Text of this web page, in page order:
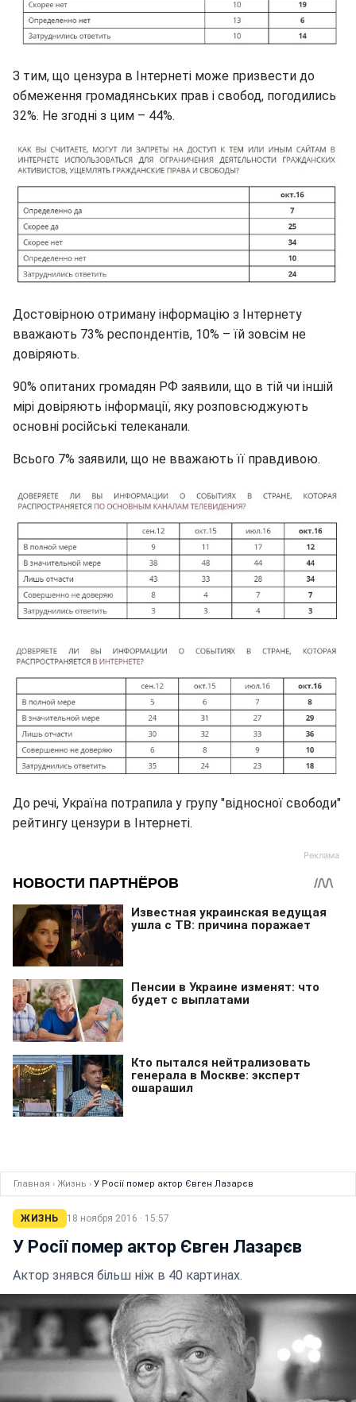
З тим, що цензура в Інтернеті може призвести до
обмеження громадянських прав і свобод, погодились
32%. Не згодні з цим – 44%.
Достовірною отриману інформацію з Інтернету
вважають 73% респондентів, 10% – їй зовсім не
довіряють.
90% опитаних громадян РФ заявили, що в тій чи іншій
мірі довіряють інформації, яку розповсюджують
основні російські телеканали.
Всього 7% заявили, що не вважають її правдивою.
До речі, Україна потрапила у групу "відносної свободи"
рейтингу цензури в Інтернеті.
Главная › Жизнь › У Росії помер актор Євген Лазарєв
ЖИЗНЬ 18 ноября 2016 · 15:57
У Росії помер актор Євген Лазарєв
Актор знявся більш ніж в 40 картинах.